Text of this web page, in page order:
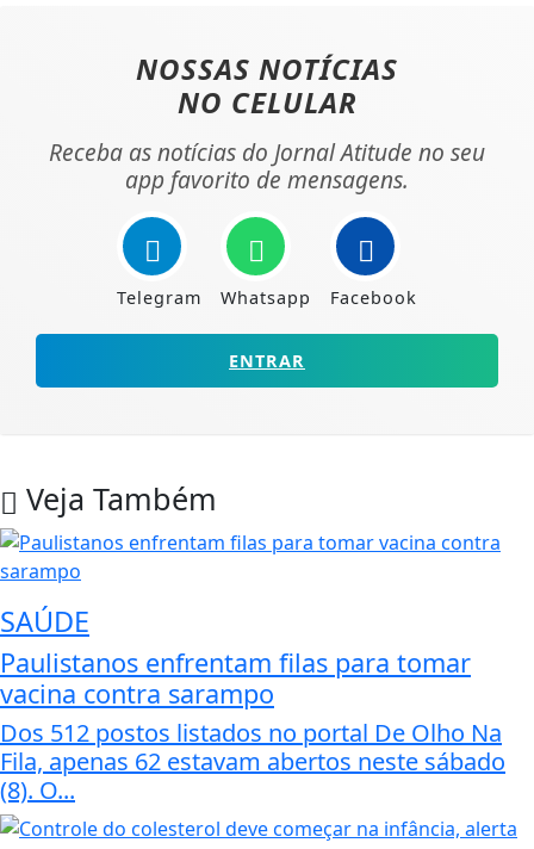
NOSSAS NOTÍCIAS
NO CELULAR
Receba as notícias do Jornal Atitude no seu
app favorito de mensagens.
Telegram Whatsapp Facebook
ENTRAR
Veja Também
SAÚDE
Paulistanos enfrentam filas para tomar
vacina contra sarampo
Dos 512 postos listados no portal De Olho Na
Fila, apenas 62 estavam abertos neste sábado
(8). O...